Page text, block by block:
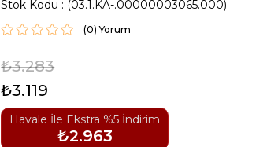
Stok Kodu (03.1.KA-.00000003065.000)
(0)
₺3.283
₺3.119
Havale İle Ekstra %5 İndirim
₺2.963